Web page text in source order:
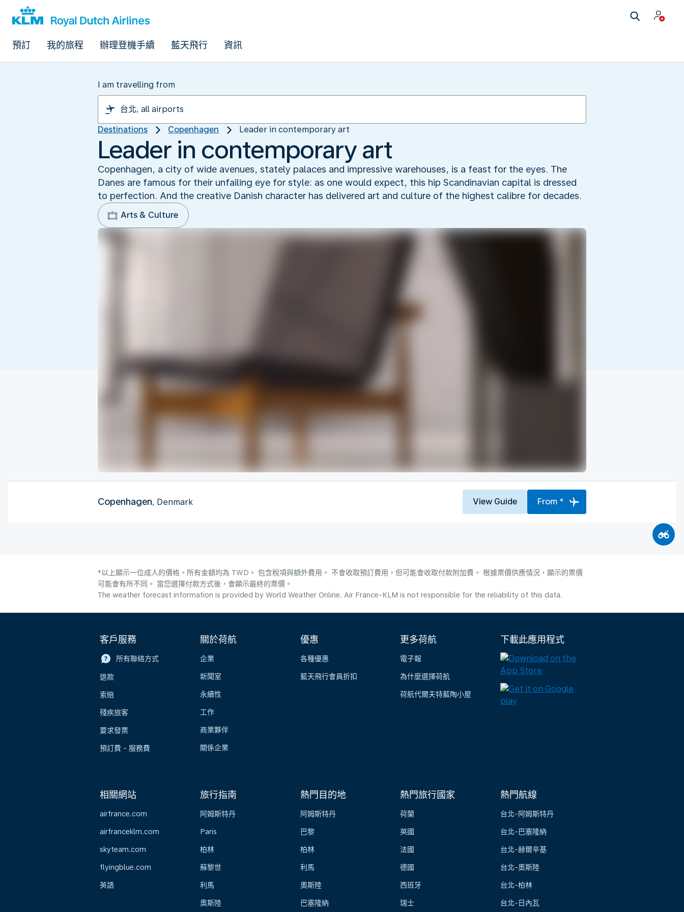
預訂 我的旅程 辦理登機手續 藍天飛行 資訊
I am travelling from
Destinations Copenhagen Leader in contemporary art
Leader in contemporary art
Copenhagen, a city of wide avenues, stately palaces and impressive warehouses, is a feast for the eyes. The
Danes are famous for their unfailing eye for style: as one would expect, this hip Scandinavian capital is dressed
to perfection. And the creative Danish character has delivered art and culture of the highest calibre for decades.
Arts & Culture
Copenhagen, Denmark View Guide From *
*以上顯示一位成人的價格。所有金額均為 TWD。 包含稅項與額外費用。 不會收取預訂費用，但可能會收取付款附加費。 根據票價供應情況，顯示的票價
可能會有所不同。 當您選擇付款方式後，會顯示最終的票價。
The weather forecast information is provided by World Weather Online. Air France-KLM is not responsible for the reliability of this data.
客戶服務
所有聯絡方式
退款
索賠
殘疾旅客
要求發票
預訂費 - 服務費
關於荷航
企業
新聞室
永續性
工作
商業夥伴
關係企業
優惠
各種優惠
藍天飛行會員折扣
更多荷航
電子報
為什麼選擇荷航
荷航代爾夫特藍陶小屋
下載此應用程式
相關網站
airfrance.com
airfranceklm.com
skyteam.com
flyingblue.com
英語
旅行指南
阿姆斯特丹
Paris
柏林
蘇黎世
利馬
奧斯陸
熱門目的地
阿姆斯特丹
巴黎
柏林
利馬
奧斯陸
巴塞隆納
熱門旅行國家
荷蘭
英國
法國
德國
西班牙
瑞士
熱門航線
台北-阿姆斯特丹
台北-巴塞隆納
台北-赫爾辛基
台北-奧斯陸
台北-柏林
台北-日內瓦